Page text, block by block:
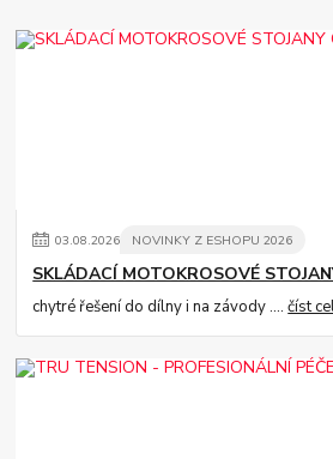
03.08.2026 NOVINKY Z ESHOPU 2026
SKLÁDACÍ MOTOKROSOVÉ
chytré řešení do dílny i na závody ....číst